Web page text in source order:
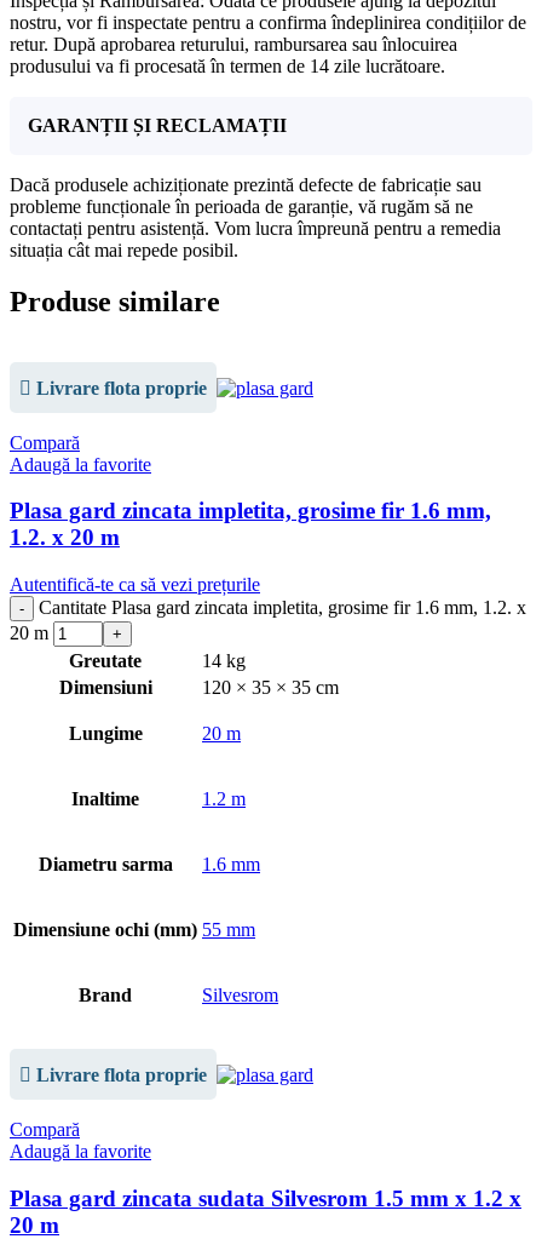
nostru, vor fi inspectate pentru a confirma îndeplinirea condițiilor de
retur. După aprobarea returului, rambursarea sau înlocuirea
produsului va fi procesată în termen de 14 zile lucrătoare.
GARANȚII ȘI RECLAMAȚII
Dacă produsele achiziționate prezintă defecte de fabricație sau
probleme funcționale în perioada de garanție, vă rugăm să ne
contactați pentru asistență. Vom lucra împreună pentru a remedia
situația cât mai repede posibil.
Produse similare
Livrare flota proprie
Compară
Adaugă la favorite
Plasa gard zincata impletita, grosime fir 1.6 mm,
1.2. x 20 m
Autentifică-te ca să vezi prețurile
Cantitate Plasa gard zincata impletita, grosime fir 1.6 mm, 1.2. x
20 m
Greutate
14 kg
Dimensiuni
120 × 35 × 35 cm
Lungime 20 m
Inaltime 1.2 m
Diametru sarma 1.6 mm
Dimensiune ochi (mm) 55 mm
Brand Silvesrom
Livrare flota proprie
Compară
Adaugă la favorite
Plasa gard zincata sudata Silvesrom 1.5 mm x 1.2 x
20 m